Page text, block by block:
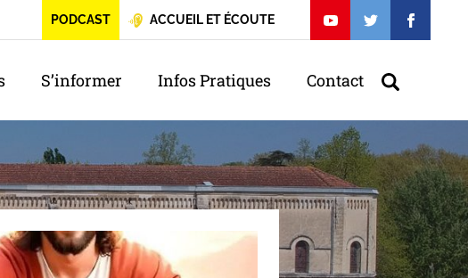
PODCAST ACCUEIL ET ÉCOUTE
S’informer Infos Pratiques Contact